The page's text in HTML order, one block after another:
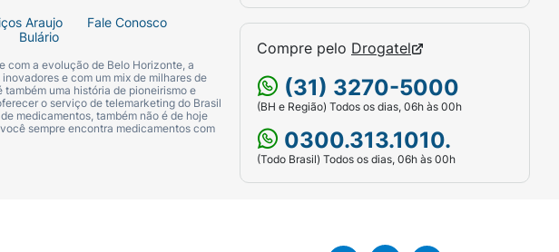
Araujo
Fale Conosco
Bulário
com a evolução de Belo Horizonte, a
e com um mix de milhares de
uma história de pioneirismo e
o serviço de telemarketing do Brasil
medicamentos, também não é de hoje
sempre encontra medicamentos com
Compre pelo Drogatel
(31) 3270-5000
(BH e Região) Todos os dias, 06h às 00h
0300.313.1010.
(Todo Brasil) Todos os dias, 06h às 00h